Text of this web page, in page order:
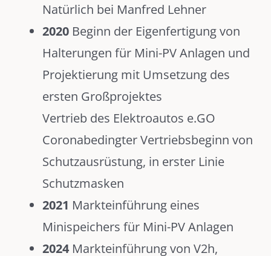
Natürlich bei Manfred Lehner
2020 Beginn der Eigenfertigung von
Halterungen für Mini-PV Anlagen und
Projektierung mit Umsetzung des
ersten Großprojektes
Vertrieb des Elektroautos e.GO
Coronabedingter Vertriebsbeginn von
Schutzausrüstung, in erster Linie
Schutzmasken
2021 Markteinführung eines
Minispeichers für Mini-PV Anlagen
2024 Markteinführung von V2h,